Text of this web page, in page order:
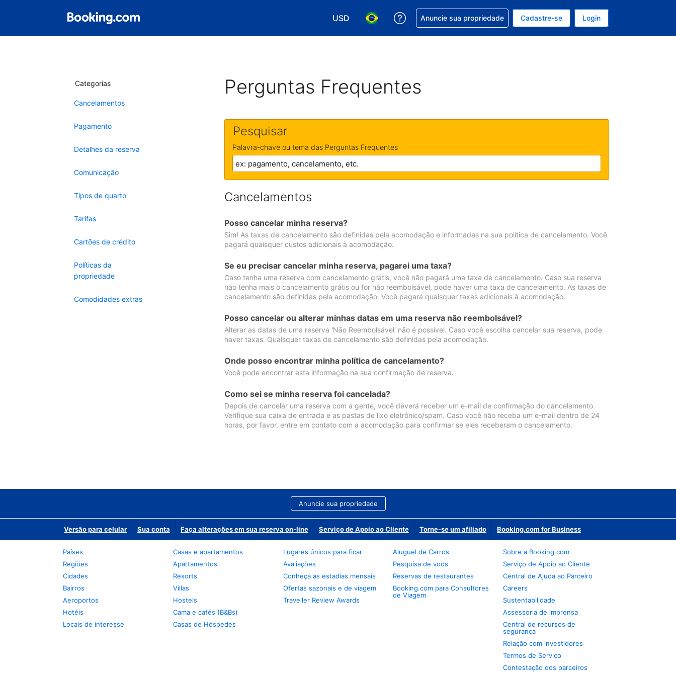
USD
Escolha sua moeda. Atualmente, sua moeda é: Dólar americano
Escolha seu idioma. Atualmente, seu idioma é: Português (Brasil)
Receber ajuda com sua reserva
Anuncie sua propriedade Cadastre-se Login
Categorias
Cancelamentos
Pagamento
Detalhes da reserva
Comunicação
Tipos de quarto
Tarifas
Cartões de crédito
Políticas da
propriedade
Comodidades extras
Perguntas Frequentes
Pesquisar
Palavra-chave ou tema das Perguntas Frequentes
Cancelamentos
Posso cancelar minha reserva?
Sim! As taxas de cancelamento são definidas pela acomodação e informadas na sua política de cancelamento. Você
pagará quaisquer custos adicionais à acomodação.
Se eu precisar cancelar minha reserva, pagarei uma taxa?
Caso tenha uma reserva com cancelamento grátis, você não pagará uma taxa de cancelamento. Caso sua reserva
não tenha mais o cancelamento grátis ou for não reembolsável, pode haver uma taxa de cancelamento. As taxas de
cancelamento são definidas pela acomodação. Você pagará quaisquer taxas adicionais à acomodação.
Posso cancelar ou alterar minhas datas em uma reserva não reembolsável?
Alterar as datas de uma reserva 'Não Reembolsável' não é possível. Caso você escolha cancelar sua reserva, pode
haver taxas. Quaisquer taxas de cancelamento são definidas pela acomodação.
Onde posso encontrar minha política de cancelamento?
Você pode encontrar esta informação na sua confirmação de reserva.
Como sei se minha reserva foi cancelada?
Depois de cancelar uma reserva com a gente, você deverá receber um e-mail de confirmação do cancelamento.
Verifique sua caixa de entrada e as pastas de lixo eletrônico/spam. Caso você não receba um e-mail dentro de 24
horas, por favor, entre em contato com a acomodação para confirmar se eles receberam o cancelamento.
Anuncie sua propriedade
Versão para celular Sua conta Faça alterações em sua reserva on-line Serviço de Apoio ao Cliente Torne-se um afiliado Booking.com for Business
Países
Regiões
Cidades
Bairros
Aeroportos
Hotéis
Locais de interesse
Casas e apartamentos
Apartamentos
Resorts
Villas
Hostels
Cama e cafés (B&Bs)
Casas de Hóspedes
Lugares únicos para ficar
Avaliações
Conheça as estadias mensais
Ofertas sazonais e de viagem
Traveller Review Awards
Aluguel de Carros
Pesquisa de voos
Reservas de restaurantes
Booking.com para Consultores
de Viagem
Sobre a Booking.com
Serviço de Apoio ao Cliente
Central de Ajuda ao Parceiro
Careers
Sustentabilidade
Assessoria de imprensa
Central de recursos de
segurança
Relação com investidores
Termos de Serviço
Contestação dos parceiros